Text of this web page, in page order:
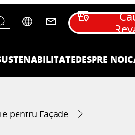
DESPRE NOI
pentru Façade